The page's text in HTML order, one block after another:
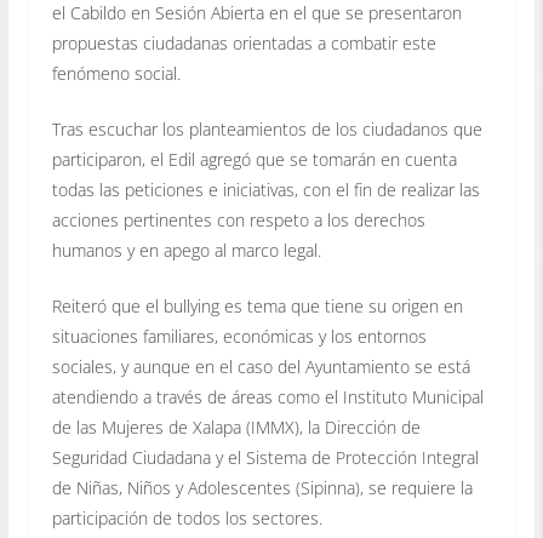
el Cabildo en Sesión Abierta en el que se presentaron
propuestas ciudadanas orientadas a combatir este
fenómeno social.
Tras escuchar los planteamientos de los ciudadanos que
participaron, el Edil agregó que se tomarán en cuenta
todas las peticiones e iniciativas, con el fin de realizar las
acciones pertinentes con respeto a los derechos
humanos y en apego al marco legal.
Reiteró que el bullying es tema que tiene su origen en
situaciones familiares, económicas y los entornos
sociales, y aunque en el caso del Ayuntamiento se está
atendiendo a través de áreas como el Instituto Municipal
de las Mujeres de Xalapa (IMMX), la Dirección de
Seguridad Ciudadana y el Sistema de Protección Integral
de Niñas, Niños y Adolescentes (Sipinna), se requiere la
participación de todos los sectores.